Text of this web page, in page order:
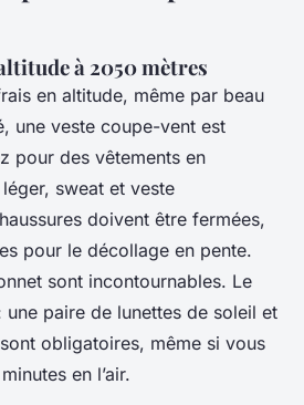
à 2050 mètres
en altitude, même par beau
une veste coupe-vent est
pour des vêtements en
sweat et veste
doivent être fermées,
pour le décollage en pente.
sont incontournables. Le
paire de lunettes de soleil et
obligatoires, même si vous
en l’air.